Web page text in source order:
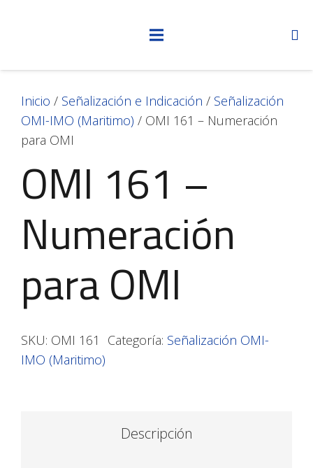
Inicio / Señalización e Indicación / Señalización
OMI-IMO (Maritimo) / OMI 161 – Numeración
para OMI
OMI 161 –
Numeración
para OMI
SKU: OMI 161 Categoría: Señalización OMI-
IMO (Maritimo)
Descripción